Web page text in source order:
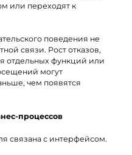
или переходят к
поведения не
связи. Рост отказов,
отдельных функций или
могут
чем появятся
процессов
связана с интерфейсом.